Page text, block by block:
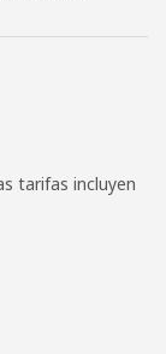
tarifas incluyen